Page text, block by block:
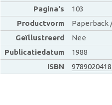
Pagina's
103
Productvorm
Paperback
Geïllustreerd
Nee
Publicatiedatum
1988
ISBN